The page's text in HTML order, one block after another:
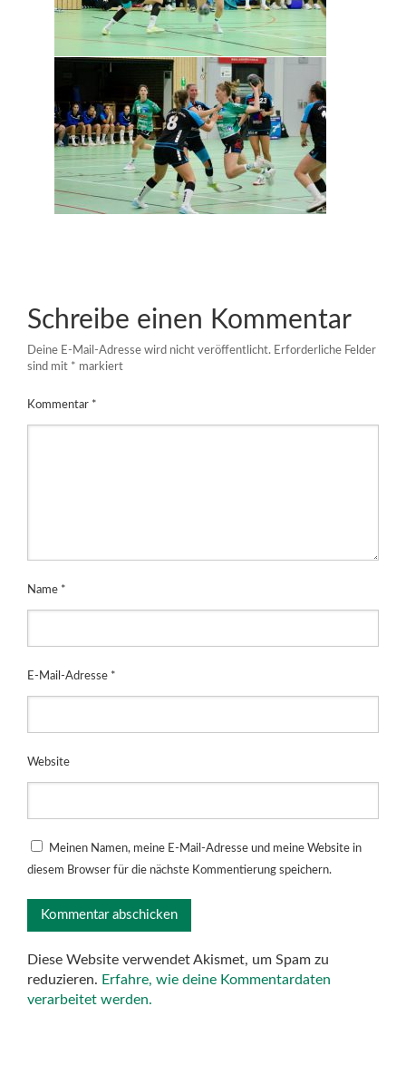
Schreibe einen Kommentar
Deine E-Mail-Adresse wird nicht veröffentlicht. Erforderliche Felder
sind mit * markiert
Kommentar *
Name *
E-Mail-Adresse *
Website
Meinen Namen, meine E-Mail-Adresse und meine Website in
diesem Browser für die nächste Kommentierung speichern.
Diese Website verwendet Akismet, um Spam zu
reduzieren. Erfahre, wie deine Kommentardaten
verarbeitet werden.